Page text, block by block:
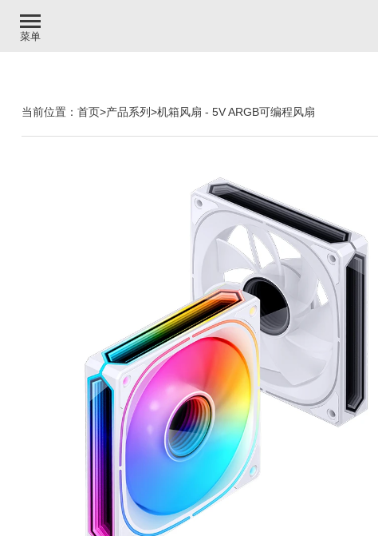
菜单
当前位置： 首页>产品系列>机箱风扇 - 5V ARGB可编程风扇